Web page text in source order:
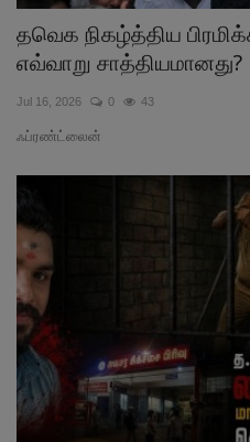
தவெக நிகழ்த்திய
எவ்வாறு சாத்தியமானது?
Jul 16, 2026 0 43
ஃப்ரண்ட்லைன்